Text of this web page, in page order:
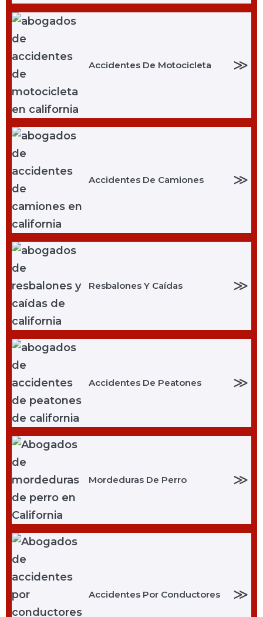
Accidentes De Motocicleta ≫
Accidentes De Camiones ≫
Resbalones Y Caídas ≫
Accidentes De Peatones ≫
Mordeduras De Perro ≫
Accidentes Por Conductores ≫